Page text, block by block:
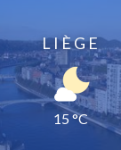
LIÈGE
15 °C